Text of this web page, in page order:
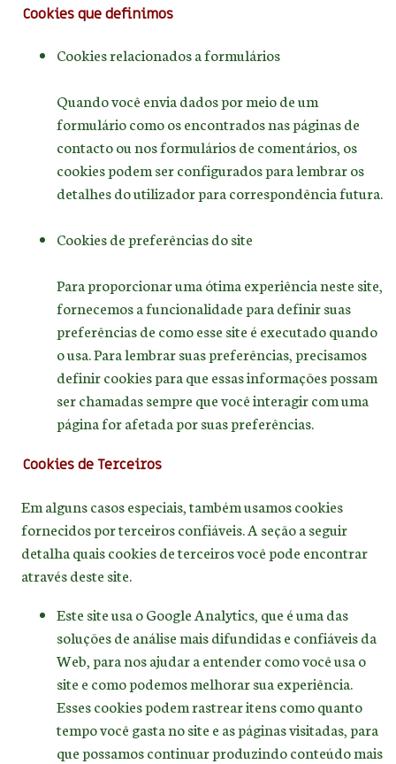
Cookies que definimos
Cookies relacionados a formulários
Quando você envia dados por meio de um
formulário como os encontrados nas páginas de
contacto ou nos formulários de comentários, os
cookies podem ser configurados para lembrar os
detalhes do utilizador para correspondência futura.
Cookies de preferências do site
Para proporcionar uma ótima experiência neste site,
fornecemos a funcionalidade para definir suas
preferências de como esse site é executado quando
o usa. Para lembrar suas preferências, precisamos
definir cookies para que essas informações possam
ser chamadas sempre que você interagir com uma
página for afetada por suas preferências.
Cookies de Terceiros
Em alguns casos especiais, também usamos cookies
fornecidos por terceiros confiáveis. A seção a seguir
detalha quais cookies de terceiros você pode encontrar
através deste site.
Este site usa o Google Analytics, que é uma das
soluções de análise mais difundidas e confiáveis da
Web, para nos ajudar a entender como você usa o
site e como podemos melhorar sua experiência.
Esses cookies podem rastrear itens como quanto
tempo você gasta no site e as páginas visitadas, para
que possamos continuar produzindo conteúdo mais